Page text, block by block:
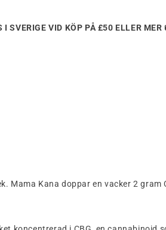
SVERIGE VID KÖP PÅ £50 ELLER MER
Mama Kana doppar en vacker 2